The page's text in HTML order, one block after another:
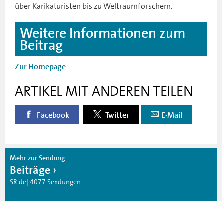
über Karikaturisten bis zu Weltraumforschern.
Weitere Informationen zum
Beitrag
Zur Homepage
ARTIKEL MIT ANDEREN TEILEN
Facebook Twitter E-Mail
Mehr zur Sendung
Beiträge
SR.de| 4077 Sendungen